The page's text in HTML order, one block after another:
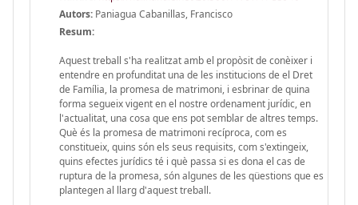
Autors: Paniagua Cabanillas, Francisco
Resum:
Aquest treball s'ha realitzat amb el propòsit de conèixer i
entendre en profunditat una de les institucions de el Dret
de Família, la promesa de matrimoni, i esbrinar de quina
forma segueix vigent en el nostre ordenament jurídic, en
l'actualitat, una cosa que ens pot semblar de altres temps.
Què és la promesa de matrimoni recíproca, com es
constitueix, quins són els seus requisits, com s'extingeix,
quins efectes jurídics té i què passa si es dona el cas de
ruptura de la promesa, són algunes de les qüestions que es
plantegen al llarg d'aquest treball.